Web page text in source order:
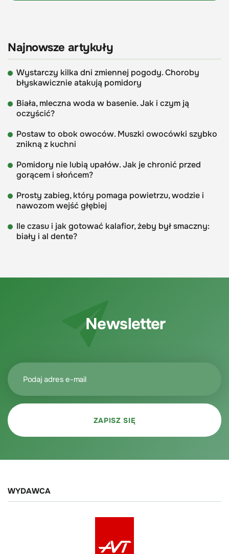
Najnowsze artykuły
Wystarczy kilka dni zmiennej pogody. Choroby
błyskawicznie atakują pomidory
Biała, mleczna woda w basenie. Jak i czym ją
oczyścić?
Postaw to obok owoców. Muszki owocówki szybko
znikną z kuchni
Pomidory nie lubią upałów. Jak je chronić przed
gorącem i słońcem?
Prosty zabieg, który pomaga powietrzu, wodzie i
nawozom wejść głębiej
Ile czasu i jak gotować kalafior, żeby był smaczny:
biały i al dente?
Newsletter
WYDAWCA